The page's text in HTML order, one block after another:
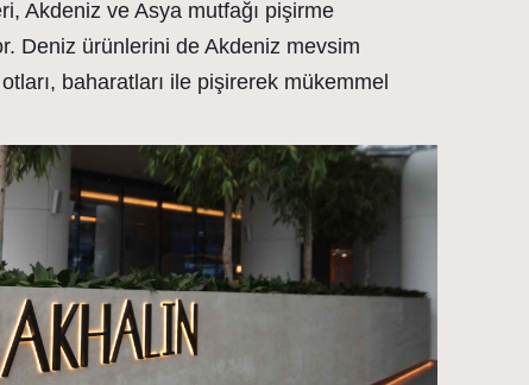
Akdeniz ve Asya mutfağı pişirme
Deniz ürünlerini de Akdeniz mevsim
baharatları ile pişirerek mükemmel